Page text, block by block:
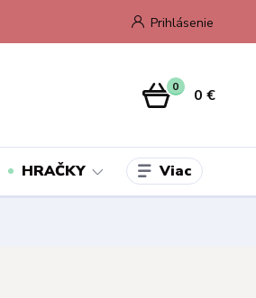
Prihlásenie
0 0 €
HRAČKY Viac